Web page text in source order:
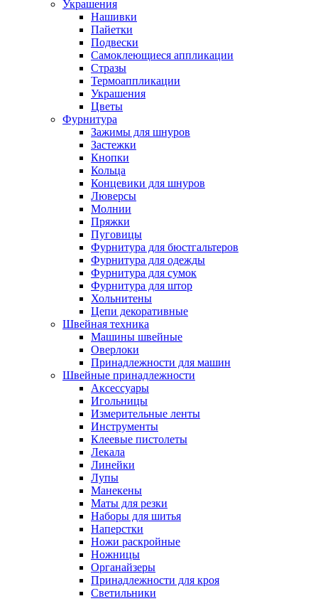
Украшения
Нашивки
Пайетки
Подвески
Самоклеющиеся аппликации
Стразы
Термоаппликации
Украшения
Цветы
Фурнитура
Зажимы для шнуров
Застежки
Кнопки
Кольца
Концевики для шнуров
Люверсы
Молнии
Пряжки
Пуговицы
Фурнитура для бюстгальтеров
Фурнитура для одежды
Фурнитура для сумок
Фурнитура для штор
Хольнитены
Цепи декоративные
Швейная техника
Машины швейные
Оверлоки
Принадлежности для машин
Швейные принадлежности
Аксессуары
Игольницы
Измерительные ленты
Инструменты
Клеевые пистолеты
Лекала
Линейки
Лупы
Манекены
Маты для резки
Наборы для шитья
Наперстки
Ножи раскройные
Ножницы
Органайзеры
Принадлежности для кроя
Светильники